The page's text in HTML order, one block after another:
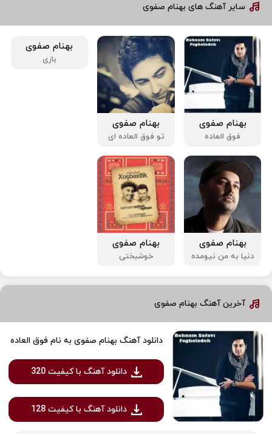
سایر آهنگ های بهنام صفوی
بهنام صفوی
فوق العاده
بهنام صفوی
تو فوق العاده ای
بهنام صفوی
بازی
بهنام صفوی
دنیا به من نیومده
بهنام صفوی
خوشبختی
آخرین آهنگ بهنام صفوی
دانلود آهنگ بهنام صفوی به نام فوق العاده
دانلود آهنگ با کیفیت 320
دانلود آهنگ با کیفیت 128